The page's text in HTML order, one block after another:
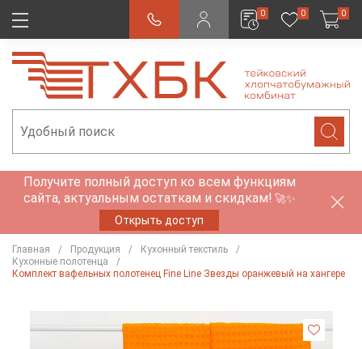
0 0 0
Получите полный доступ ко всем функциям
сайта, актуальным остаткам и скидкам! 🚀✨
Открыть доступ
Главная Продукция
Кухонный текстиль
Кухонные полотенца
Комплект вафельных полотенец Fine Line Звезды оранжевый на хангере